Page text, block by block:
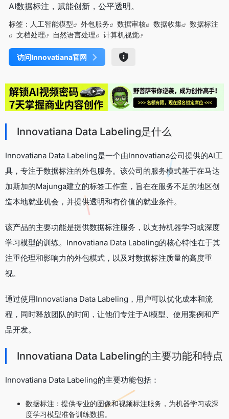
AI数据标注，赋能创新，公平透明。
标签： 人工智能模型 外包服务 数据审核 数据收集
数据标注
文档处理
自然语言处理 计算机视觉
访问Innovatiana官网
Innovatiana Data Labeling是什么
Innovatiana Data Labeling是一个由Innovatiana公司提供的AI工
具，专注于数据标注的外包服务。该公司的服务模式基于在马达
加斯加的Majunga建立的标签工作室，旨在在服务不足的地区创
造本地就业机会，并提供透明和有价值的就业条件。
该产品的主要功能是提供数据标注服务，以支持机器学习或深度
学习模型的训练。Innovatiana Data Labeling的核心特性在于其
注重伦理和影响力的外包模式，以及对数据标注质量的高度重
视。
通过使用Innovatiana Data Labeling，用户可以优化成本和流
程，同时释放团队的时间，让他们专注于AI模型、使用案例和产
品开发。
Innovatiana Data Labeling的主要功能和特点
Innovatiana Data Labeling的主要功能包括：
数据标注：提供专业的图像和视频标注服务，为机器学习或深
度学习模型准备训练数据。